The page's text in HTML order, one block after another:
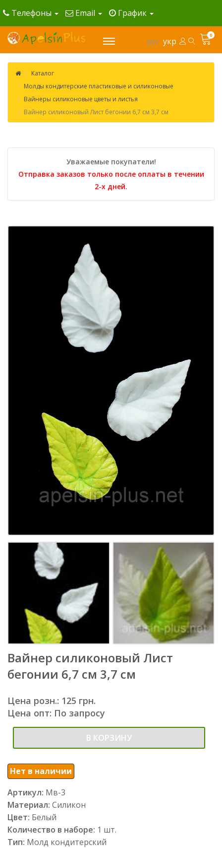
Телефоны Email График
рус укр
0
Каталог
Молды кондитерские пластиковые и силиконовые
Вайнеры силиконовые цветы и листья
Вайнер силиконовый Лист бегонии 6,7 см 3,7 см
Уважаемые покупатели!
Отправка заказов только после оплаты в течении
2-х дней.
Вайнер силиконовый Лист
бегонии 6,7 см 3,7 см
Цена розн.: 125 грн.
Цена опт: По запросу
В КОРЗИНУ
Нет в наличии
Артикул: Мв-3
Материал: Силикон
Цвет: Белый
Количество в наборе: 1 шт.
Тип: Молд кондитерский